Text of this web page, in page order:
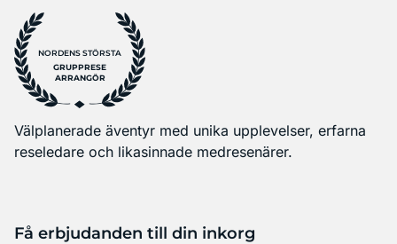
NORDENS STÖRSTA
GRUPPRESE
ARRANGÖR
Välplanerade äventyr med unika upplevelser, erfarna
reseledare och likasinnade medresenärer.
Få erbjudanden till din inkorg